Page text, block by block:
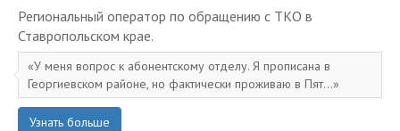
Региональный оператор по обращению с ТКО в
Ставропольском крае.
У меня вопрос к абонентскому отделу. Я прописана в
Георгиевском районе, но фактически проживаю в Пят...
Узнать больше